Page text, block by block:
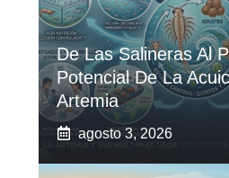
De Las Salineras Al
Potencial De La
Artemia
agosto 3, 2026